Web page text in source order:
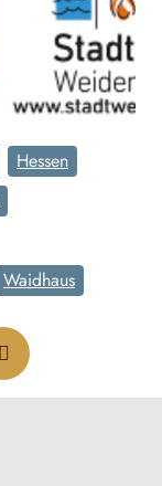
Hessen
Waidhaus